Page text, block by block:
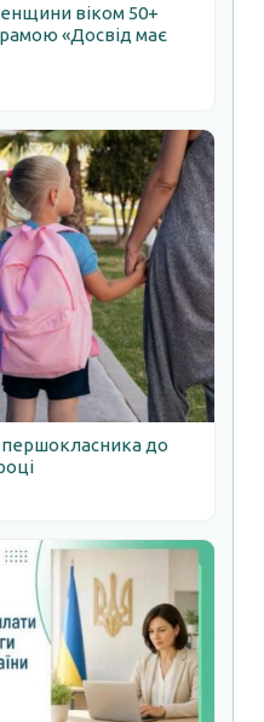
віком 50+
«Досвід має
першокласника до